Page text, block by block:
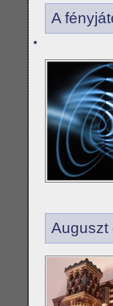
A
Auguszt